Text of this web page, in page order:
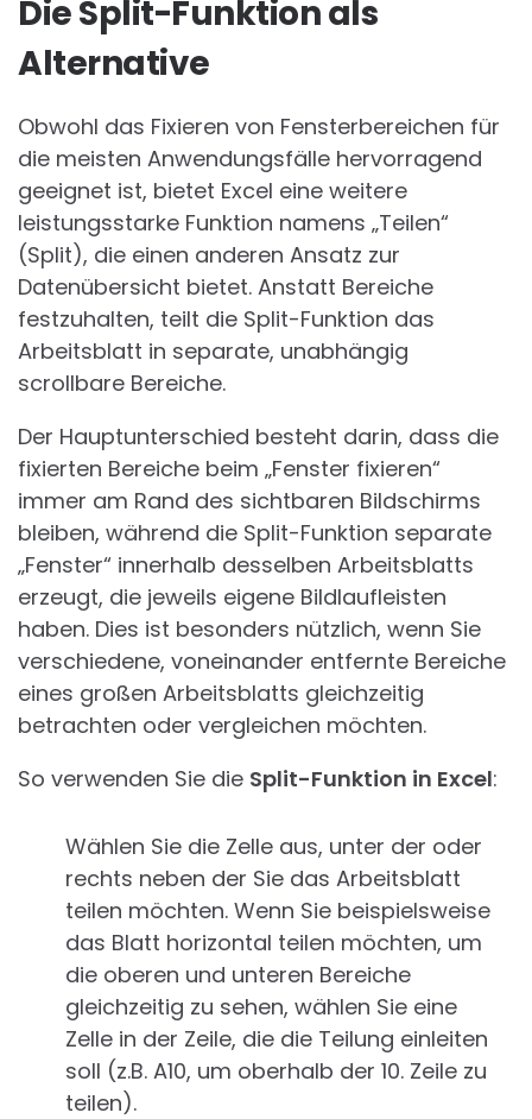
Die Split-Funktion als
Alternative
Obwohl das Fixieren von Fensterbereichen für
die meisten Anwendungsfälle hervorragend
geeignet ist, bietet Excel eine weitere
leistungsstarke Funktion namens „Teilen“
(Split), die einen anderen Ansatz zur
Datenübersicht bietet. Anstatt Bereiche
festzuhalten, teilt die Split-Funktion das
Arbeitsblatt in separate, unabhängig
scrollbare Bereiche.
Der Hauptunterschied besteht darin, dass die
fixierten Bereiche beim „Fenster fixieren“
immer am Rand des sichtbaren Bildschirms
bleiben, während die Split-Funktion separate
„Fenster“ innerhalb desselben Arbeitsblatts
erzeugt, die jeweils eigene Bildlaufleisten
haben. Dies ist besonders nützlich, wenn Sie
verschiedene, voneinander entfernte Bereiche
eines großen Arbeitsblatts gleichzeitig
betrachten oder vergleichen möchten.
So verwenden Sie die Split-Funktion in Excel:
Wählen Sie die Zelle aus, unter der oder
rechts neben der Sie das Arbeitsblatt
teilen möchten. Wenn Sie beispielsweise
das Blatt horizontal teilen möchten, um
die oberen und unteren Bereiche
gleichzeitig zu sehen, wählen Sie eine
Zelle in der Zeile, die die Teilung einleiten
soll (z.B. A10, um oberhalb der 10. Zeile zu
teilen).